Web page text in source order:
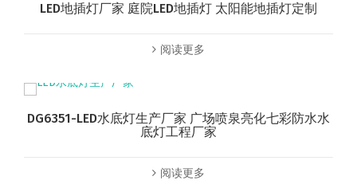
LED地插灯厂家 庭院LED地插灯 太阳能地插灯定制
阅读更多
DG6351-LED水底灯生产厂家 广场喷泉亮化七彩防水水
底灯工程厂家
阅读更多